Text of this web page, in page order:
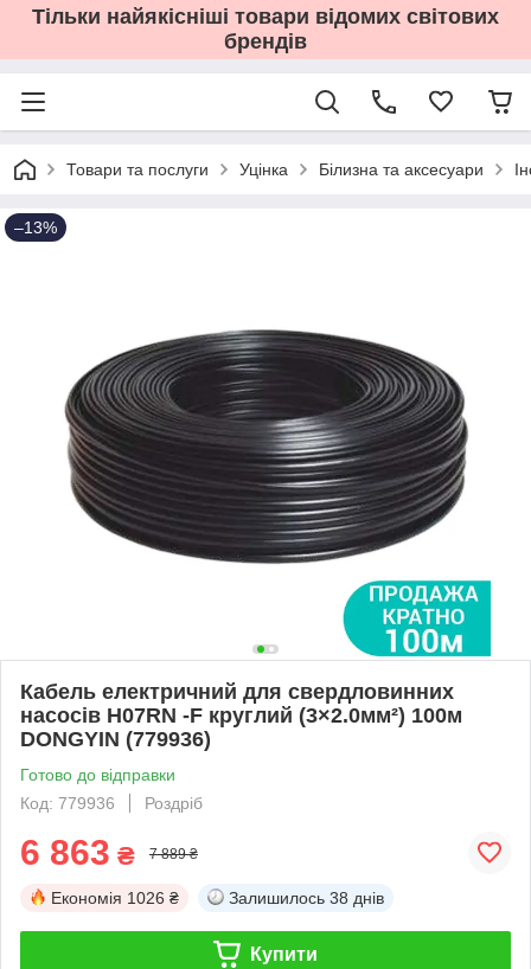
Тільки найякісніші товари відомих світових
брендів
Товари та послуги Уцінка Білизна та аксесуари
–13%
Кабель електричний для свердловинних
насосів H07RN -F круглий (3×2.0мм²) 100м
DONGYIN (779936)
Готово до відправки
Код: 779936
Роздріб
6 863 ₴ 7 889 ₴
Економія 1026 ₴ Залишилось 38 днів
Купити